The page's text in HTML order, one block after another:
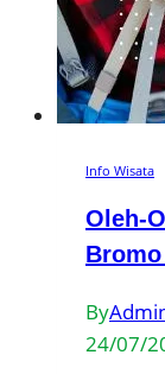
Info Wisata
Oleh-
By
24/07/